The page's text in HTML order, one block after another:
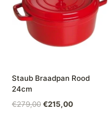
Staub Braadpan Rood
24cm
€279,00 Oorspronkelijke
€215,00Huidige